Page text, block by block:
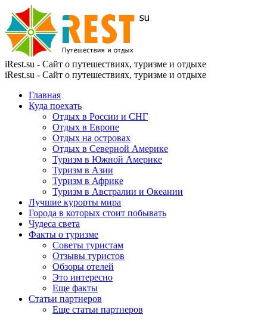
iRest.su - Сайт о путешествиях, туризме и отдыхе
iRest.su - Сайт о путешествиях, туризме и отдыхе
Главная
Куда поехать
Отдых в России и СНГ
Отдых в Европе
Отдых на островах
Отдых в Северной Америке
Туризм в Южной Америке
Туризм в Азии
Туризм в Африке
Туризм в Австралии и Океании
Лучшие курорты мира
Города в которых стоит побывать
Чудеса света
Факты о туризме
Советы туристам
Отзывы туристов
Обзоры отелей
Это интересно
Еще факты
Статьи партнеров
Еще статьи партнеров